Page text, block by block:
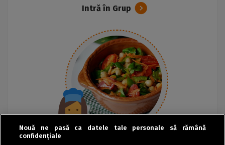
Intră în Grup
Nouă ne pasă ca datele tale personale să rămână
confidențiale